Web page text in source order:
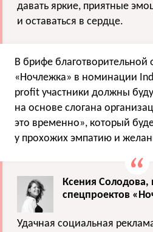
давать яркие, приятные
и оставаться в сердце.
В брифе благотворительной
«Ночлежка» в номинации
profit участники должны
на основе слогана
это временно», который
у прохожих эмпатию и
Ксения
спецпроектов
Удачная социальная